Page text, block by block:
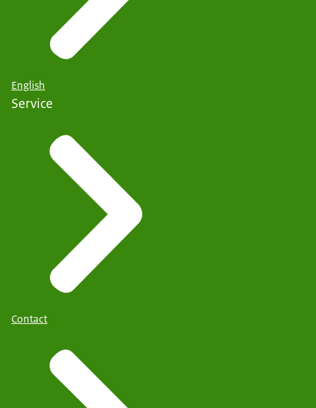
English
Service
Contact